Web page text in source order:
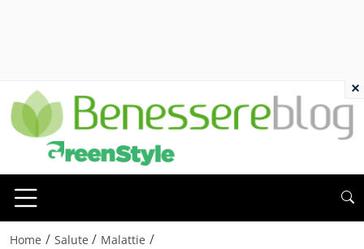
Home / Salute / Malattie /
×